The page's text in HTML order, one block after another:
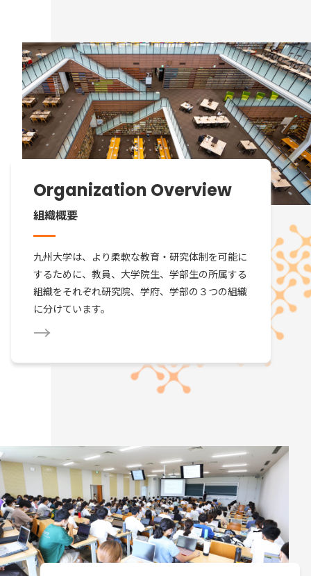
Organization Overview
組織概要
九州大学は、より柔軟な教育・研究体制を可能に
するために、教員、大学院生、学部生の所属する
組織をそれぞれ研究院、学府、学部の３つの組織
に分けています。